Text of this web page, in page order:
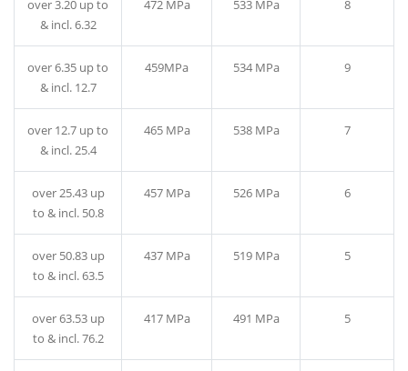
over 3.20 up to
& incl. 6.32
472 MPa 533 MPa 8
over 6.35 up to
& incl. 12.7
459MPa 534 MPa 9
over 12.7 up to
& incl. 25.4
465 MPa 538 MPa 7
over 25.43 up
to & incl. 50.8
457 MPa 526 MPa 6
over 50.83 up
to & incl. 63.5
437 MPa 519 MPa 5
over 63.53 up
to & incl. 76.2
417 MPa 491 MPa 5